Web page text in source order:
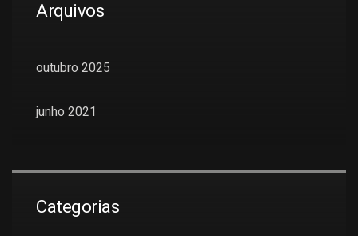
Arquivos
outubro 2025
junho 2021
Categorias